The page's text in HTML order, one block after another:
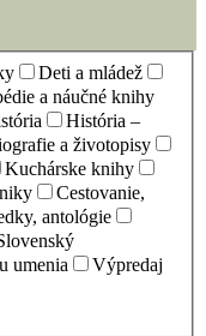
Deti a mládež
a náučné knihy
História –
a životopisy
Kuchárske knihy
Cestovanie,
antológie
umenia
Výpredaj